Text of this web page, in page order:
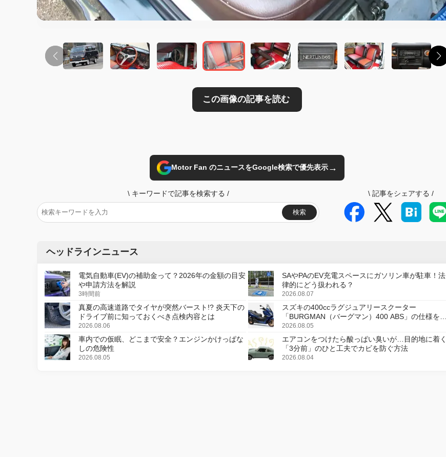
Motor Fan のニュースをGoogle検索で優先表示→
\ キーワードで記事を検索する /
検索
\ 記事をシェアする /
ヘッドラインニュース
電気自動車(EV)の補助金って？2026年の金額の目安
や申請方法を解説
3時間前
SAやPAのEV充電スペースにガソリン車が駐車！法
律的にどう扱われる？
2026.08.07
真夏の高速道路でタイヤが突然バースト!? 炎天下の
ドライブ前に知っておくべき点検内容とは
2026.08.06
スズキの400ccラグジュアリースクーター
「BURGMAN（バーグマン）400 ABS」の仕様を変
更し、8月18日に発売
2026.08.05
車内での仮眠、どこまで安全？エンジンかけっぱな
しの危険性
2026.08.05
エアコンをつけたら酸っぱい臭いが…目的地に着く
「3分前」のひと工夫でカビを防ぐ方法
2026.08.04